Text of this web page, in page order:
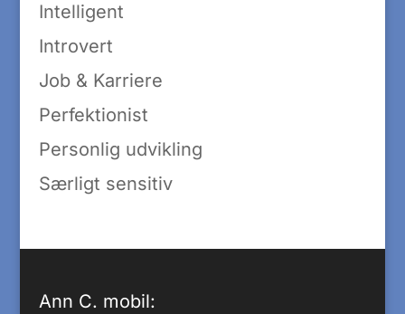
Intelligent
Introvert
Job & Karriere
Perfektionist
Personlig udvikling
Særligt sensitiv
Ann C. mobil: